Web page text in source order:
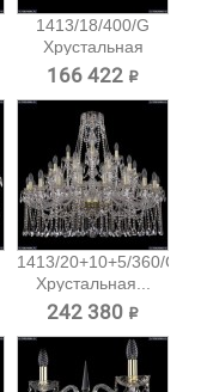
1413/18/400/G
Хрустальная
подвесная...
166 422 ₽
1413/20+10+5/360/G
Хрустальная...
242 380 ₽